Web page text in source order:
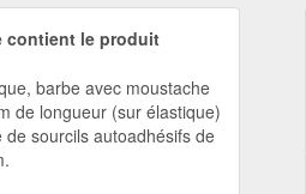
contient le produit
barbe avec moustache
de longueur (sur élastique)
de sourcils autoadhésifs de